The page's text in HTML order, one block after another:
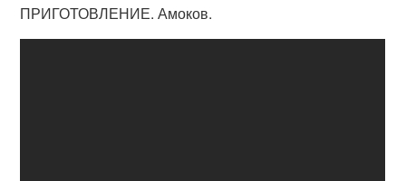
ПРИГОТОВЛЕНИЕ. Амоков.